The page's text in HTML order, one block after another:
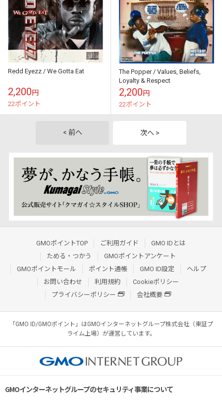
Redd Eyezz / We Gotta Eat
2,200円
22ポイント
The Popper / Values, Beliefs,
Loyalty & Respect
2,200円
22ポイント
< 前へ 次へ >
GMOポイントTOP ご利用ガイド
GMO IDとは
ためる・つかう
GMOポイントアンケート
GMOポイントモール
ポイント通帳 GMO ID設定
ヘルプ
お問い合わせ
利用規約
Cookieポリシー
プライバシーポリシー
会社概要
「GMO ID/GMOポイント」はGMOインターネットグループ株式会社（東証プ
ライム上場）が運営しています。
GMOインターネットグループのセキュリティ事業について